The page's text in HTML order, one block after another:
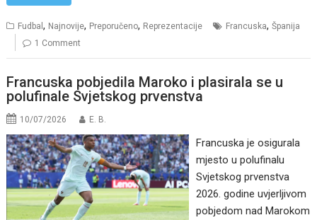
Fudbal, Najnovije, Preporučeno, Reprezentacije Francuska,Španija
1 Comment
Francuska pobjedila Maroko i plasirala se u
polufinale Svjetskog prvenstva
10/07/2026 E. B.
Francuska je osigurala
mjesto u polufinalu
Svjetskog prvenstva
2026. godine uvjerljivom
pobjedom nad Marokom